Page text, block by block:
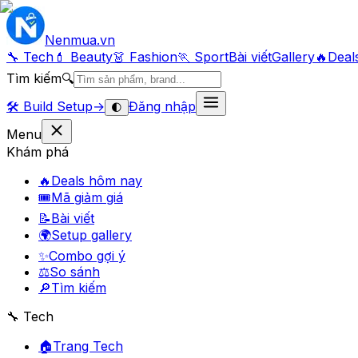
Nenmua.vn
🔧 Tech 💄 Beauty👗 Fashion🏃 SportBài viếtGallery🔥
Tìm kiếm🔍
🛠️ Build Setup→ 🌓 Đăng nhập
Menu
Khám phá
🔥 Deals hôm nay
🎟Mã giảm giá
📝Bài viết
🌍Setup gallery
✨Combo gợi ý
⚖️So sánh
🔎Tìm kiếm
🔧 Tech
🏠Trang Tech